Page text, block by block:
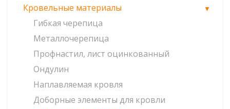
Кровельные материалы
Гибкая черепица
Металлочерепица
Профнастил, лист оцинкованный
Ондулин
Наплавляемая кровля
Доборные элементы для кровли